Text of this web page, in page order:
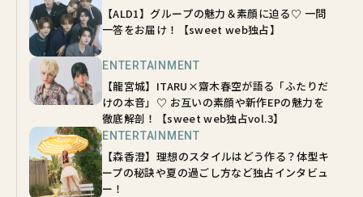
【ALD1】グループの魅力＆素顔に迫る♡ 一問
一答をお届け！【sweet web独占】
ENTERTAINMENT
【龍宮城】ITARU×齋木春空が語る「ふたりだ
けの本音」♡ お互いの素顔や新作EPの魅力を
徹底解剖！【sweet web独占vol.3】
ENTERTAINMENT
【森香澄】理想のスタイルはどう作る？体型キ
ープの秘訣や夏の過ごし方など独占インタビュ
ー！